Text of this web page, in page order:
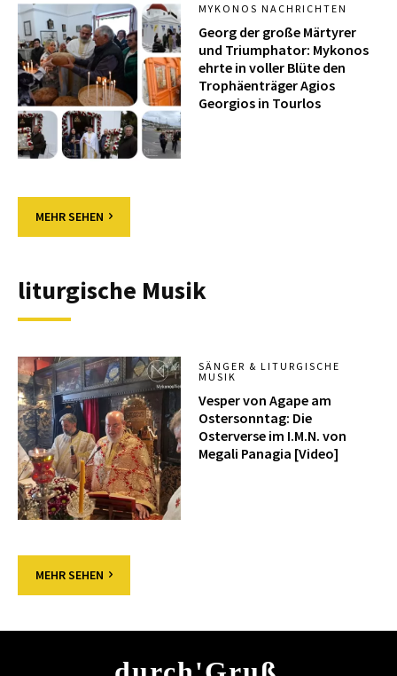
MYKONOS NACHRICHTEN
Georg der große Märtyrer
und Triumphator: Mykonos
ehrte in voller Blüte den
Trophäenträger Agios
Georgios in Tourlos
MEHR SEHEN
liturgische Musik
SÄNGER & LITURGISCHE
MUSIK
Vesper von Agape am
Ostersonntag: Die
Osterverse im I.M.N. von
Megali Panagia [Video]
MEHR SEHEN